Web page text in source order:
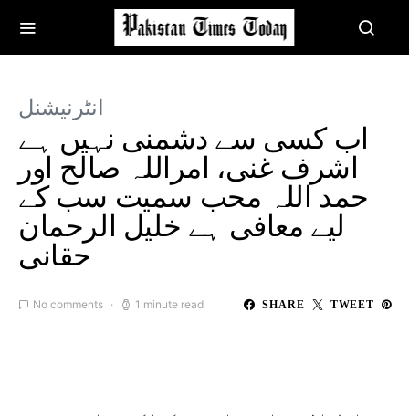
انٹرنیشنل
اب کسی سے دشمنی نہیں ہے
اشرف غنی، امراللہ صالح اور
حمد اللہ محب سمیت سب کے
لیے معافی ہے خلیل الرحمان
حقانی
No comments 1 minute read SHARE TWEET